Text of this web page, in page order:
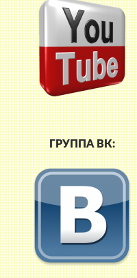
ГРУППА ВК: